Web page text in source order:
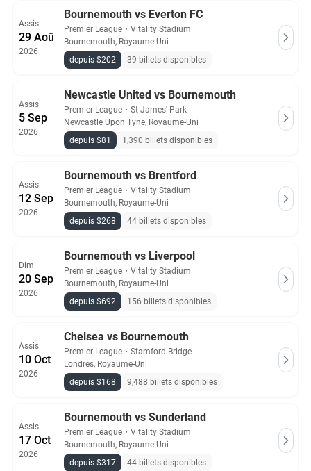
Assis
29 Aoû
2026
Bournemouth vs Everton FC
Premier League ・ Vitality Stadium
Bournemouth, Royaume-Uni
depuis $202
39 billets disponibles
Assis
5 Sep
2026
Newcastle United vs Bournemouth
Premier League ・ St James' Park
Newcastle Upon Tyne, Royaume-Uni
depuis $81
1,390 billets disponibles
Assis
12 Sep
2026
Bournemouth vs Brentford
Premier League ・ Vitality Stadium
Bournemouth, Royaume-Uni
depuis $268
44 billets disponibles
Dim
20 Sep
2026
Bournemouth vs Liverpool
Premier League ・ Vitality Stadium
Bournemouth, Royaume-Uni
depuis $692
156 billets disponibles
Assis
10 Oct
2026
Chelsea vs Bournemouth
Premier League ・ Stamford Bridge
Londres, Royaume-Uni
depuis $168
9,488 billets disponibles
Assis
17 Oct
2026
Bournemouth vs Sunderland
Premier League ・ Vitality Stadium
Bournemouth, Royaume-Uni
depuis $317
44 billets disponibles